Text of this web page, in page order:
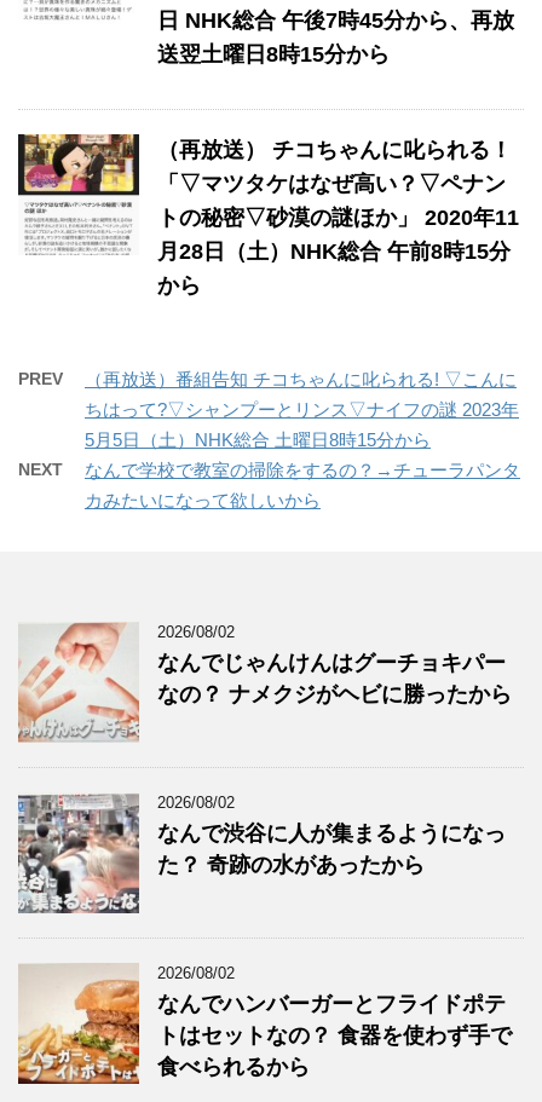
日 NHK総合 午後7時45分から、再放
送翌土曜日8時15分から
（再放送） チコちゃんに叱られる！
「▽マツタケはなぜ高い？▽ペナン
トの秘密▽砂漠の謎ほか」 2020年11
月28日（土）NHK総合 午前8時15分
から
PREV
（再放送）番組告知 チコちゃんに叱られる! ▽こんに
ちはって?▽シャンプーとリンス▽ナイフの謎 2023年
5月5日（土）NHK総合 土曜日8時15分から
NEXT
なんで学校で教室の掃除をするの？→チューラパンタ
カみたいになって欲しいから
2026/08/02
なんでじゃんけんはグーチョキパー
なの？ ナメクジがヘビに勝ったから
2026/08/02
なんで渋谷に人が集まるようになっ
た？ 奇跡の水があったから
2026/08/02
なんでハンバーガーとフライドポテ
トはセットなの？ 食器を使わず手で
食べられるから